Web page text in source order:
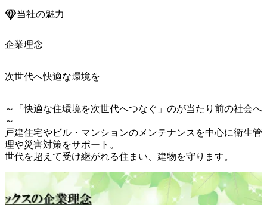
当社の魅力
企業理念
次世代へ快適な環境を
～「快適な住環境を次世代へつなぐ」のが当たり前の社会へ
～
戸建住宅やビル・マンションのメンテナンスを中心に衛生管
理や災害対策をサポート。
世代を超えて受け継がれる住まい、建物を守ります。